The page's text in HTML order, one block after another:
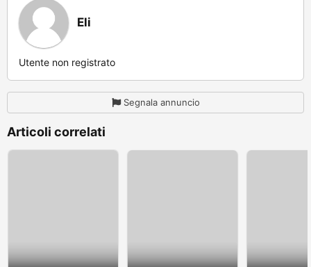
Eli
Utente non registrato
Segnala annuncio
Articoli correlati